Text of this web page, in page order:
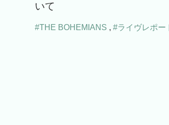
いて
#THE BOHEMIANS , #ライヴレポー